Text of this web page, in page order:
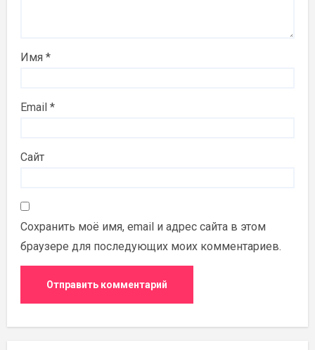
Имя*
Email*
Сайт
Сохранить моё имя, email и адрес сайта в этом
браузере для последующих моих комментариев.